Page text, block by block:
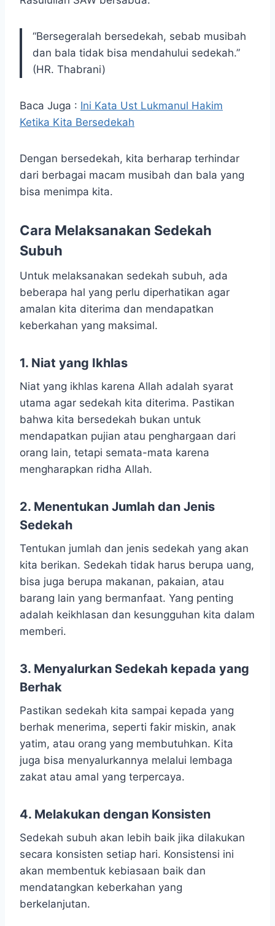
“Bersegeralah bersedekah, sebab musibah
dan bala tidak bisa mendahului sedekah.”
(HR. Thabrani)
Baca Juga : Ini Kata Ust Lukmanul Hakim
Ketika Kita Bersedekah
Dengan bersedekah, kita berharap terhindar
dari berbagai macam musibah dan bala yang
bisa menimpa kita.
Cara Melaksanakan Sedekah
Subuh
Untuk melaksanakan sedekah subuh, ada
beberapa hal yang perlu diperhatikan agar
amalan kita diterima dan mendapatkan
keberkahan yang maksimal.
1. Niat yang Ikhlas
Niat yang ikhlas karena Allah adalah syarat
utama agar sedekah kita diterima. Pastikan
bahwa kita bersedekah bukan untuk
mendapatkan pujian atau penghargaan dari
orang lain, tetapi semata-mata karena
mengharapkan ridha Allah.
2. Menentukan Jumlah dan Jenis
Sedekah
Tentukan jumlah dan jenis sedekah yang akan
kita berikan. Sedekah tidak harus berupa uang,
bisa juga berupa makanan, pakaian, atau
barang lain yang bermanfaat. Yang penting
adalah keikhlasan dan kesungguhan kita dalam
memberi.
3. Menyalurkan Sedekah kepada yang
Berhak
Pastikan sedekah kita sampai kepada yang
berhak menerima, seperti fakir miskin, anak
yatim, atau orang yang membutuhkan. Kita
juga bisa menyalurkannya melalui lembaga
zakat atau amal yang terpercaya.
4. Melakukan dengan Konsisten
Sedekah subuh akan lebih baik jika dilakukan
secara konsisten setiap hari. Konsistensi ini
akan membentuk kebiasaan baik dan
mendatangkan keberkahan yang
berkelanjutan.